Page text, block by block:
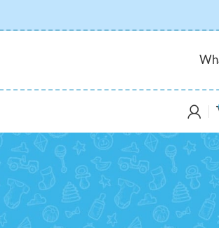
CATEGORÍAS